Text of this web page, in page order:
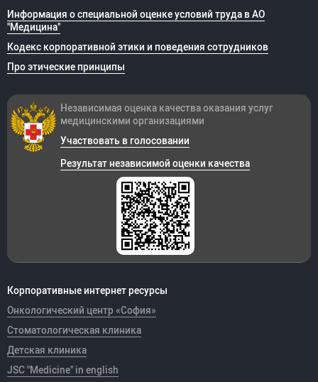
Информация о специальной оценке условий труда в АО
"Медицина"
Кодекс корпоративной этики и поведения сотрудников
Про этические принципы
Корпоративные интернет ресурсы
Онкологический центр «София»
Стоматологическая клиника
Детская клиника
JSC "Medicine" in english
Независимая оценка качества оказания услуг
медицинскими организациями
Участвовать в голосовании
Результат независимой оценки качества